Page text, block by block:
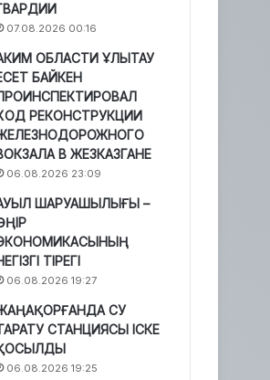
07.08.2026 00:16
ОБЛАСТИ ҰЛЫТАУ
БАЙКЕН
РЕКОНСТРУКЦИИ
В ЖЕЗКАЗГАНЕ
06.08.2026 23:09
ШАРУАШЫЛЫҒЫ –
ТІРЕГІ
06.08.2026 19:27
СУ
СТАНЦИЯСЫ ІСКЕ
06.08.2026 19:25